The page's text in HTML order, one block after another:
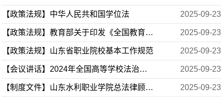
【政策法规】中华人民共和国学位法 2025-09-23
【政策法规】教育部关于印发《全国教育系统开展法治宣传 教育的第八个五年规划（2021—2025年）》的通知 2025-09-23
【政策法规】山东省职业院校基本工作规范 2025-09-23
【会议讲话】2024年全国高等学校法治工作会议 2025-09-23
【制度文件】山东水利职业学院总法律顾问制度实施办法 2025-09-23